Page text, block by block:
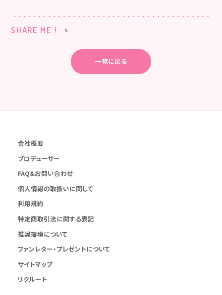
SHARE ME !
一覧に戻る
会社概要
プロデューサー
FAQ&お問い合わせ
個人情報の取扱いに関して
利用規約
特定商取引法に関する表記
推奨環境について
ファンレター・プレゼントについて
サイトマップ
リクルート